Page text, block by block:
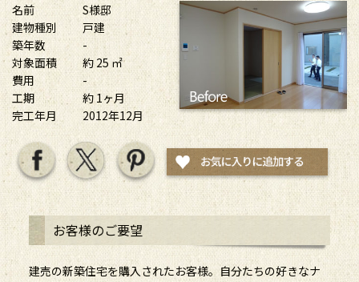
名前
S様邸
建物種別
戸建
築年数
-
対象面積
約 25 ㎡
費用
-
工期
約 1ヶ月
完工年月
2012年12月
お客様のご要望
建売の新築住宅を購入されたお客様。自分たちの好きなナ